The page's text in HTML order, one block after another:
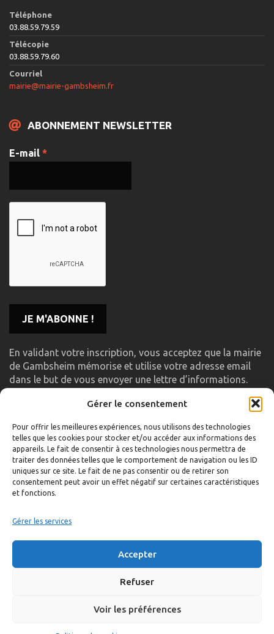
Gérer le consentement
Pour offrir les meilleures expériences, nous utilisons des technologies
telles que les cookies pour stocker et/ou accéder aux informations des
appareils. Le fait de consentir à ces technologies nous permettra de
traiter des données telles que le comportement de navigation ou les ID
uniques sur ce site. Le fait de ne pas consentir ou de retirer son
consentement peut avoir un effet négatif sur certaines caractéristiques
et fonctions.
Gérer les services
Accepter
Refuser
Voir les préférences
Téléphone
03.88.59.79.59
Télécopie
03.88.59.79.60
Courriel
mairie@mairie-gambsheim.fr
ABONNEMENT NEWSLETTER
E-mail *
En validant votre inscription, vous acceptez que la mairie
de Gambsheim mémorise et utilise votre adresse email
dans le but de vous envoyer une lettre d’informations.
LIENS UTILES
Accueil
Formulaire de contact
Gambs TV
Mentions légales
Politique de confidentialité